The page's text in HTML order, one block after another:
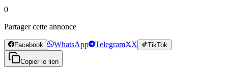
0
Partager cette annonce
Facebook WhatsApp Telegram X TikTok
Copier le lien